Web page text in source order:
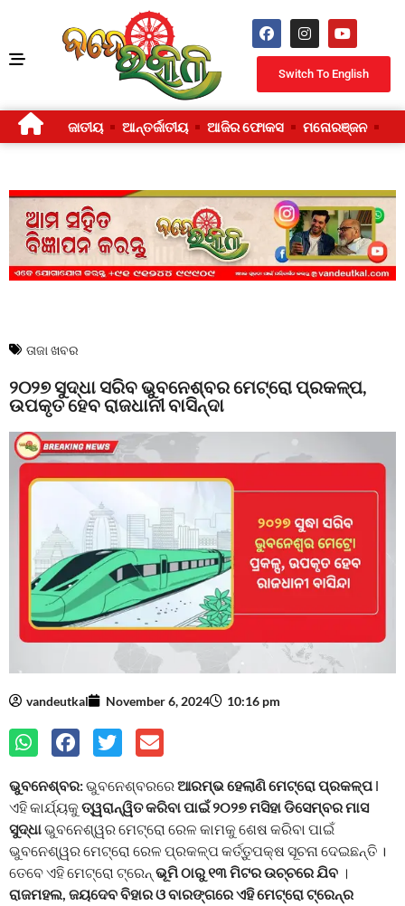
Switch To English
ଜାତୀୟ ଆନ୍ତର୍ଜାତୀୟ ଆଜିର ଫୋକସ ମନୋରଞ୍ଜନ
ତାଜା ଖବର
୨୦୨୭ ସୁଦ୍ଧା ସରିବ ଭୁବନେଶ୍ବର ମେଟ୍ରୋ ପ୍ରକଳ୍ପ,
ଉପକୃତ ହେବ ରାଜଧାନୀ ବାସିନ୍ଦା
vandeutkal November 6, 2024 10:16 pm
ଭୁବନେଶ୍ବର:ଭୁବନେଶ୍ବରରେ ଆରମ୍ଭ ହେଲାଣି ମେଟ୍ରୋ ପ୍ରକଳ୍ପ l
ଏହି କାର୍ଯ୍ୟକୁତ୍ୱରାନ୍ୱିତ କରିବା ପାଇଁ ୨୦୨୭ ମସିହା ଡିସେମ୍ବର ମାସ
ସୁଦ୍ଧାଭୁବନେଶ୍ୱର ମେଟ୍ରୋ ରେଳ କାମକୁ ଶେଷ କରିବା ପାଇଁ
ଭୁବନେଶ୍ୱର ମେଟ୍ରୋ ରେଳ ପ୍ରକଳ୍ପ କର୍ତ୍ତୁପକ୍ଷ ସୂଚନା ଦେଇଛନ୍ତି ।
ତେବେ ଏହି ମେଟ୍ରୋ ଟ୍ରେନ୍‌ ଭୂମି ଠାରୁ ୧୩ ମିଟର ଉଚ୍ଚରେ ଯିବ ।
ରାଜମହଲ, ଜୟଦେବ ବିହାର ଓ ବାରଙ୍ଗରେ ଏହି ମେଟ୍ରୋ ଟ୍ରେନ୍‌ର